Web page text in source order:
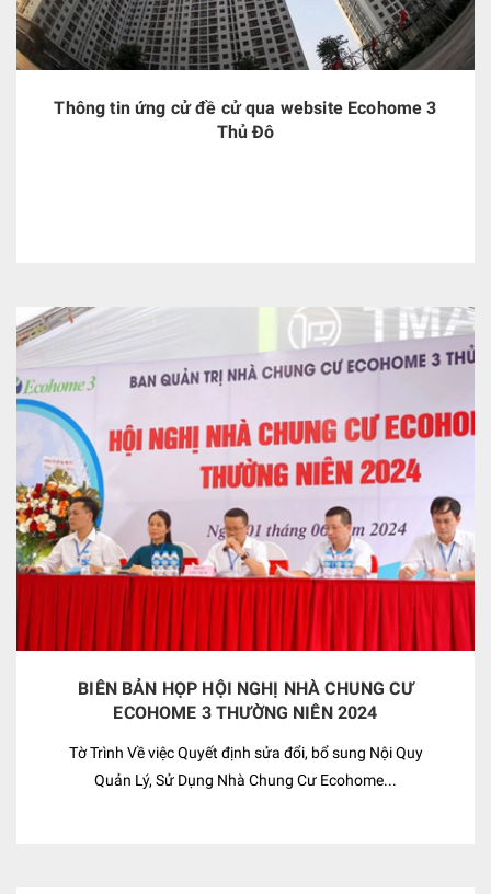
Thông tin ứng cử đề cử qua website Ecohome 3
Thủ Đô
BIÊN BẢN HỌP HỘI NGHỊ NHÀ CHUNG CƯ
ECOHOME 3 THƯỜNG NIÊN 2024
Tờ Trình Về việc Quyết định sửa đổi, bổ sung Nội Quy
Quản Lý, Sử Dụng Nhà Chung Cư Ecohome...